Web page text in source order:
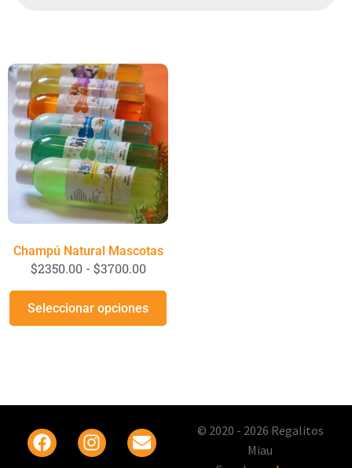
Champú Natural Mascotas
$2350.00 - $3700.00
Seleccionar opciones
© 2020 - 2026 Regalitos
Miau